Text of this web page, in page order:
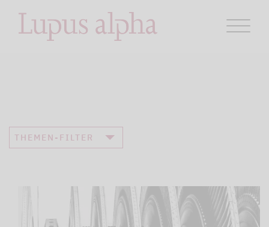
THEMEN-FILTER